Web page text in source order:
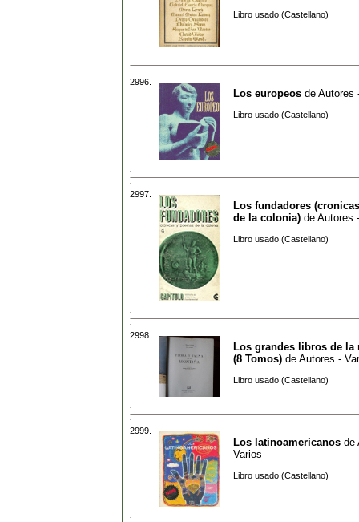
Libro usado (Castellano)
2996.
Los europeos de Autores
Libro usado (Castellano)
2997.
Los fundadores
de la colonia) de Autores
Libro usado (Castellano)
2998.
Los grandes libros de la
(8 Tomos) de Autores -
Libro usado (Castellano)
2999.
Los latinoamericanos de
Varios
Libro usado (Castellano)